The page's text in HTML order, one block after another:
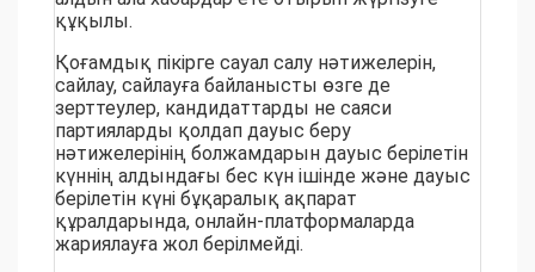
құқылы.
Қоғамдық пікірге сауал салу нәтижелерiн,
сайлау, сайлауға байланысты өзге де
зерттеулер, кандидаттарды не саяси
партияларды қолдап дауыс беру
нәтижелерiнiң болжамдарын дауыс берiлетін
күннің алдындағы бес күн ішінде және дауыс
берiлетiн күні бұқаралық ақпарат
құралдарында, онлайн-платформаларда
жариялауға жол берілмейдi.